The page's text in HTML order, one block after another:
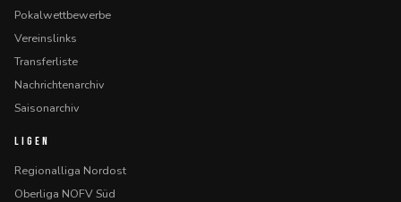
Pokalwettbewerbe
Vereinslinks
Transferliste
Nachrichtenarchiv
Saisonarchiv
LIGEN
Regionalliga Nordost
Oberliga NOFV Süd